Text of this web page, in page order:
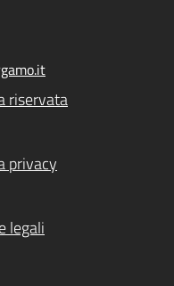
riservata
privacy
legali